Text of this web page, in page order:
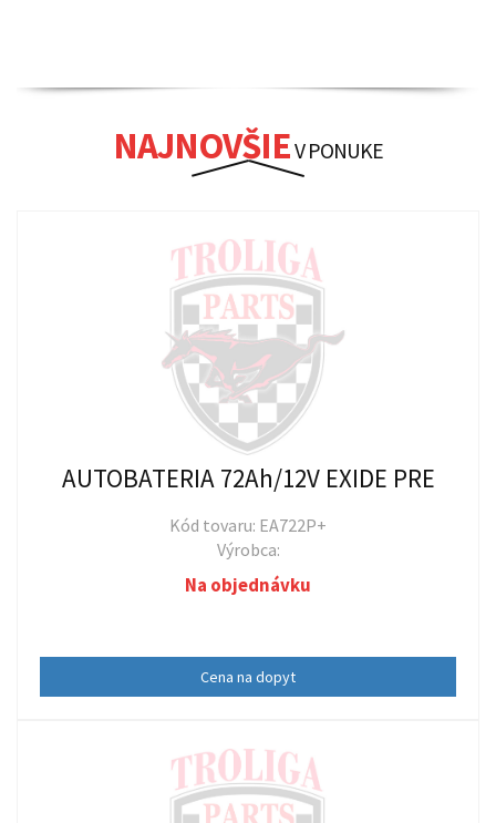
NAJNOVŠIEV PONUKE
AUTOBATERIA 72Ah/12V EXIDE PRE
Kód tovaru: EA722P+
Výrobca:
Na objednávku
Cena na dopyt